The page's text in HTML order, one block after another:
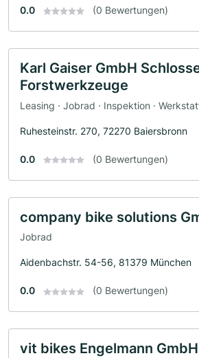
0.0 (0 Bewertungen)
Karl Gaiser GmbH
Forstwerkzeuge
Leasing · Jobrad · Inspektion ·
Ruhesteinstr. 270, 72270 Baiersbronn
0.0 (0 Bewertungen)
company bike solutions
Jobrad
Aidenbachstr. 54-56, 81379 München
0.0 (0 Bewertungen)
vit bikes Engelmann GmbH